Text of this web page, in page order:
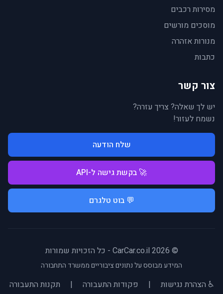
מסירות רכבים
מוסכים מורשים
מנורות אזהרה
כתבות
צור קשר
יש לך שאלה? צריך עזרה?
נשמח לעזור!
שלח הודעה
🚀 בקשת גישה ל-API
💬 בוט טלגרם
© 2026 CarCar.co.il - כל הזכויות שמורות
המידע מבוסס על נתונים ציבוריים ממשרד התחבורה
♿ הצהרת נגישות | פקודות התעבורה | תקנות התעבורה